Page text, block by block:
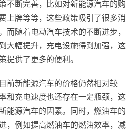
不断完善，比如对新能源汽车的购
上牌等等，这些政策吸引了很多消
而随着电动汽车技术的不断进步，
大幅提升，充电设施得到加强，这
提供了更多的便利。
前新能源汽车的价格仍然相对较
和充电速度也还存在一定瓶颈，这
能源汽车的因素。同时，燃油车的
，例如提高燃油车的燃油效率，减